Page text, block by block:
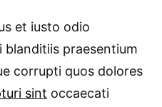
et iusto odio
blanditiis praesentium
corrupti quos dolores
sint occaecati